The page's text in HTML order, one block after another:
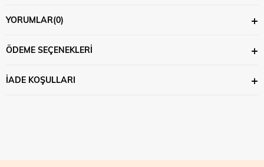
YORUMLAR(0)
ÖDEME SEÇENEKLERI
İADE KOŞULLARI